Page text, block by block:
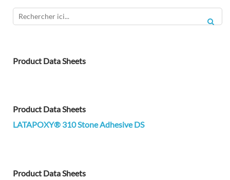
Product Data Sheets
Product Data Sheets
LATAPOXY® 310 Stone Adhesive DS
Product Data Sheets